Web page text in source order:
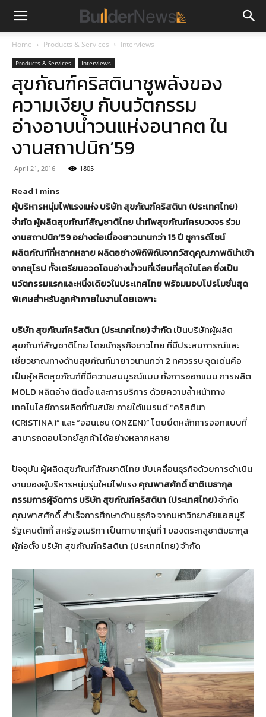
Home Products & Services Interviews
Products & Services Interviews
สุขภัณฑ์คริสตินาชูพลังของ
ความเงียบ กับนวัตกรรม
อ่างอาบน้ำวนแห่งอนาคต ใน
งานสถาปนิก’59
April 21, 2016 1805
ผู้บริหารหนุ่มไฟแรงแห่ง บริษัท สุขภัณฑ์คริสตินา (ประเทศไทย)
จำกัด ผู้ผลิตสุขภัณฑ์สัญชาติไทย นำทัพสุขภัณฑ์ครบวงจร ร่วม
งานสถาปนิก’59 อย่างต่อเนื่องยาวนานกว่า 15 ปี ชูการดีไซน์
ผลิตภัณฑ์ที่หลากหลาย ผลิตอย่างพิถีพิถันจากวัสดุคุณภาพดีนำเข้า
จากยุโรป ทั้งเตรียมอวดโฉมอ่างน้ำวนที่เงียบที่สุดในโลก ซึ่งเป็น
นวัตกรรมแรกและหนึ่งเดียวในประเทศไทย พร้อมมอบโปรโมชั่นสุด
พิเศษสำหรับลูกค้าภายในงานโดยเฉพาะ
บริษัท สุขภัณฑ์คริสตินา (ประเทศไทย) จำกัดเป็นบริษัทผู้ผลิต
สุขภัณฑ์สัญชาติไทย โดยนักธุรกิจชาวไทย ที่มีประสบการณ์และ
เชี่ยวชาญทางด้านสุขภัณฑ์มายาวนานกว่า 2 ทศวรรษ จุดเด่นคือ
เป็นผู้ผลิตสุขภัณฑ์ที่มีความสมบูรณ์แบบ ทั้งการออกแบบ การผลิต
MOLD ผลิตอ่าง ติดตั้ง และการบริการ ด้วยความล้ำหน้าทาง
เทคโนโลยีการผลิตที่ทันสมัย ภายใต้แบรนด์ “คริสตินา
(CRISTINA)” และ “ออนเซน (ONZEN)” โดยยึดหลักการออกแบบที่
สามารถตอบโจทย์ลูกค้าได้อย่างหลากหลาย
ปัจจุบัน ผู้ผลิตสุขภัณฑ์สัญชาติไทย ขับเคลื่อนธุรกิจด้วยการดำเนิน
งานของผู้บริหารหนุ่มรุ่นใหม่ไฟแรงคุณพาสศักดิ์ ชาติเมธากุล
กรรมการผู้จัดการ บริษัท สุขภัณฑ์คริสตินา (ประเทศไทย)จำกัด
คุณพาสศักดิ์ สำเร็จการศึกษาด้านธุรกิจ จากมหาวิทยาลัยแอสบูรี
รัฐเคนตักกี้ สหรัฐอเมริกา เป็นทายาทรุ่นที่ 1 ของตระกลูชาติมธากุล
ผู้ก่อตั้ง บริษัท สุขภัณฑ์คริสตินา (ประเทศไทย) จำกัด